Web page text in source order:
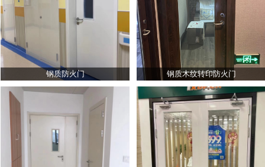
钢质防火门 钢质木纹转印防火门